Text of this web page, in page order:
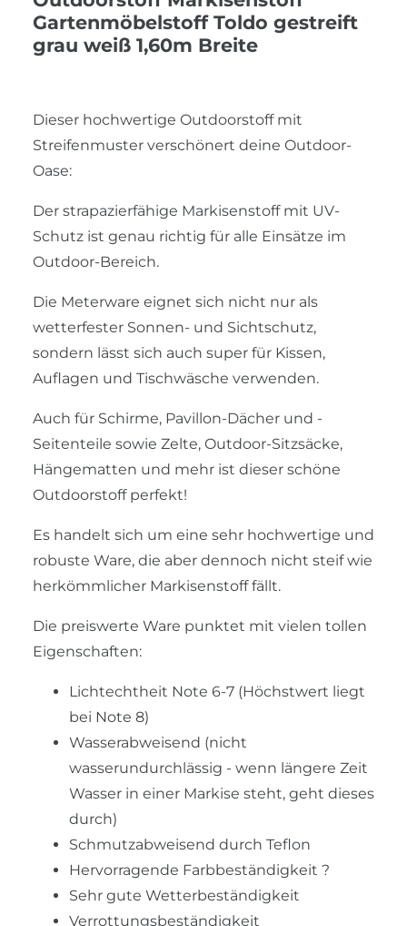
Gartenmöbelstoff Toldo gestreift
grau weiß 1,60m Breite
Dieser hochwertige Outdoorstoff mit
Streifenmuster verschönert deine Outdoor-
Oase:
Der strapazierfähige Markisenstoff mit UV-
Schutz ist genau richtig für alle Einsätze im
Outdoor-Bereich.
Die Meterware eignet sich nicht nur als
wetterfester Sonnen- und Sichtschutz,
sondern lässt sich auch super für Kissen,
Auflagen und Tischwäsche verwenden.
Auch für Schirme, Pavillon-Dächer und -
Seitenteile sowie Zelte, Outdoor-Sitzsäcke,
Hängematten und mehr ist dieser schöne
Outdoorstoff perfekt!
Es handelt sich um eine sehr hochwertige und
robuste Ware, die aber dennoch nicht steif wie
herkömmlicher Markisenstoff fällt.
Die preiswerte Ware punktet mit vielen tollen
Eigenschaften:
Lichtechtheit Note 6-7 (Höchstwert liegt
bei Note 8)
Wasserabweisend (nicht
wasserundurchlässig - wenn längere Zeit
Wasser in einer Markise steht, geht dieses
durch)
Schmutzabweisend durch Teflon
Hervorragende Farbbeständigkeit ?
Sehr gute Wetterbeständigkeit
Verrottungsbeständigkeit